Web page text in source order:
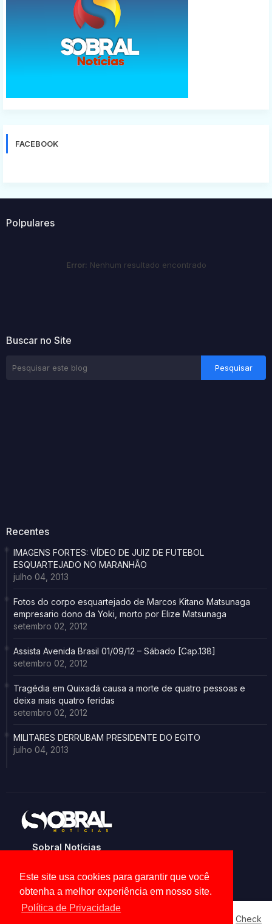
Este site usa cookies para garantir que você
obtenha a melhor experiência em nosso site.
Política de Privacidade
FACEBOOK
Polpulares
Error: Nenhum resultado encontrado
Buscar no Site
Recentes
IMAGENS FORTES: VÍDEO DE JUIZ DE FUTEBOL
ESQUARTEJADO NO MARANHÃO
julho 04, 2013
Fotos do corpo esquartejado de Marcos Kitano Matsunaga
empresario dono da Yoki, morto por Elize Matsunaga
setembro 02, 2012
Assista Avenida Brasil 01/09/12 – Sábado [Cap.138]
setembro 02, 2012
Tragédia em Quixadá causa a morte de quatro pessoas e
deixa mais quatro feridas
setembro 02, 2012
MILITARES DERRUBAM PRESIDENTE DO EGITO
julho 04, 2013
Sobral Notícias
Check